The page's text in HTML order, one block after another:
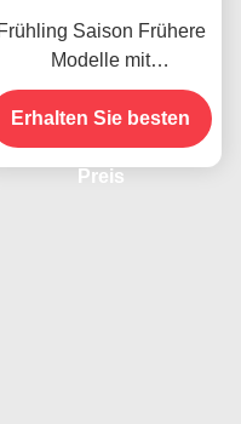
Frühling Saison Frühere
Modelle mit
Feuchtigkeitsbeständigke
it und 2,5N/25mm
Schälfestigkeit
Erhalten Sie besten
Preis